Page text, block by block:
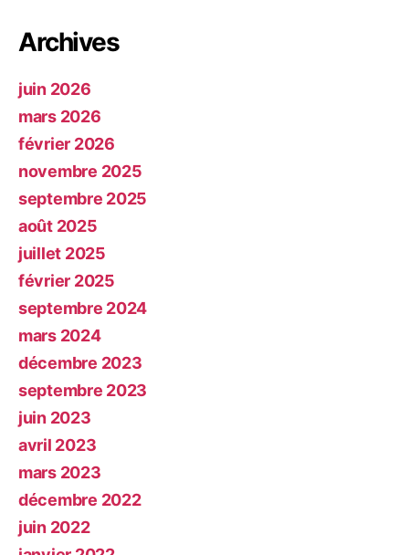
Archives
juin 2026
mars 2026
février 2026
novembre 2025
septembre 2025
août 2025
juillet 2025
février 2025
septembre 2024
mars 2024
décembre 2023
septembre 2023
juin 2023
avril 2023
mars 2023
décembre 2022
juin 2022